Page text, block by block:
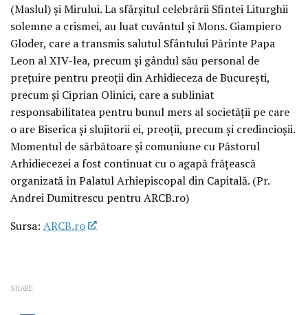
(Maslul) și Mirului. La sfârșitul celebrării Sfintei Liturghii
solemne a crismei, au luat cuvântul și Mons. Giampiero
Gloder, care a transmis salutul Sfântului Părinte Papa
Leon al XIV-lea, precum și gândul său personal de
prețuire pentru preoții din Arhidieceza de București,
precum și Ciprian Olinici, care a subliniat
responsabilitatea pentru bunul mers al societății pe care
o are Biserica și slujitorii ei, preoții, precum și credincioșii.
Momentul de sărbătoare și comuniune cu Păstorul
Arhidiecezei a fost continuat cu o agapă frățească
organizată în Palatul Arhiepiscopal din Capitală. (Pr.
Andrei Dumitrescu pentru ARCB.ro)
Sursa: ARCB.ro
SHARE